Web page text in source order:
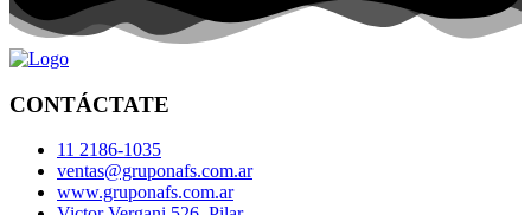
CONTÁCTATE
11 2186-1035
ventas@gruponafs.com.ar
www.gruponafs.com.ar